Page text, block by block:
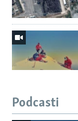
Podcasti